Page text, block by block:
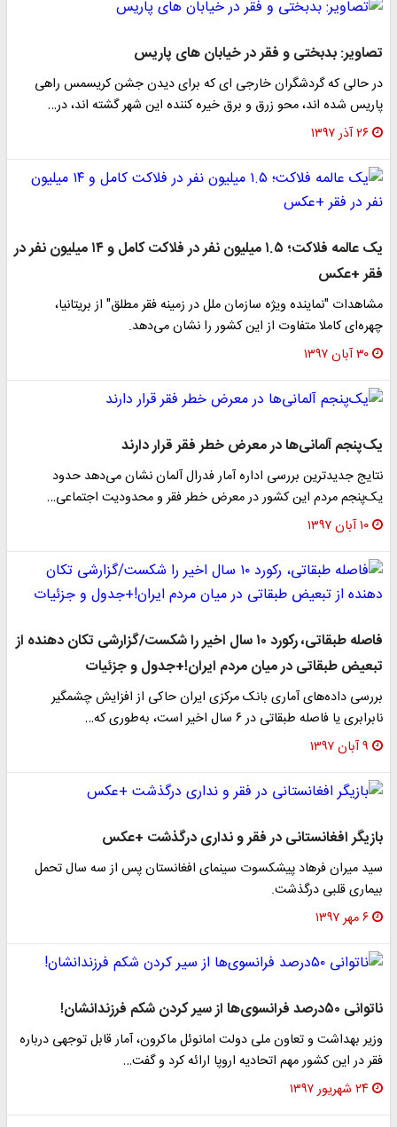
تصاویر: بدبختی و فقر در خیابان های پاریس‎
در حالی که گردشگران خارجی ای که برای دیدن جشن کریسمس راهی
پاریس شده اند، محو زرق و برق خیره کننده این شهر گشته اند، در…
۲۶ آذر ۱۳۹۷
یک عالمه فلاکت؛ ۱.۵ میلیون نفر در فلاکت کامل و ۱۴ میلیون نفر در
فقر +عکس
مشاهدات "نماینده ویژه سازمان ملل در زمینه فقر مطلق" از بریتانیا،
چهره‌ای کاملا متفاوت از این کشور را نشان می‌دهد.
۳۰ آبان ۱۳۹۷
یک‌پنجم آلمانی‌ها در معرض خطر فقر قرار دارند
نتایج جدیدترین بررسی اداره آمار فدرال آلمان نشان می‌دهد حدود
یک‌پنجم مردم این کشور در معرض خطر فقر و محدودیت اجتماعی…
۱۰ آبان ۱۳۹۷
فاصله طبقاتی، رکورد ۱۰ سال اخیر را شکست/گزارشی تکان دهنده از
تبعیض طبقاتی در میان مردم ایران!+جدول و جزئیات
بررسی داده‌های آماری بانک مرکزی ایران حاکی از افزایش چشمگیر
نابرابری یا فاصله طبقاتی در ۶ سال اخیر است، به‌طوری که…
۹ آبان ۱۳۹۷
بازیگر افغانستانی در فقر و نداری درگذشت +عکس
سید میران فرهاد پیشکسوت سینمای افغانستان پس از سه سال تحمل
بیماری قلبی درگذشت.
۶ مهر ۱۳۹۷
ناتوانی ۵۰درصد فرانسوی‌ها از سیر کردن شکم فرزندانشان!
وزیر بهداشت و تعاون ملی دولت امانوئل ماکرون، آمار قابل توجهی درباره
فقر در این کشور مهم اتحادیه اروپا ارائه کرد و گفت…
۲۴ شهریور ۱۳۹۷